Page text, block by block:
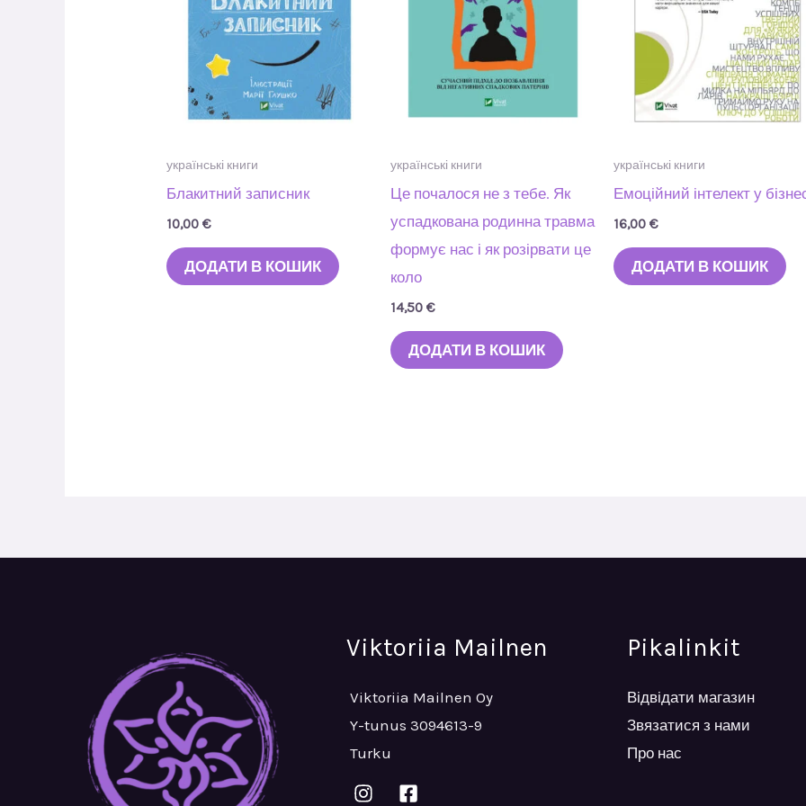
українські книги
Блакитний записник
10,00€
ДОДАТИ В КОШИК
українські книги
Це почалося не з тебе. Як
успадкована родинна травма
формує нас і як розірвати це
коло
14,50 €
ДОДАТИ В КОШИК
українські книги
Емоційний інтелект у
16,00 €
ДОДАТИ В КОШИК
Viktoriia Mailnen
Viktoriia Mailnen Oy
Y-tunus 3094613-9
Turku
Pikalinkit
Відвідати магазин
Звязатися з нами
Про нас